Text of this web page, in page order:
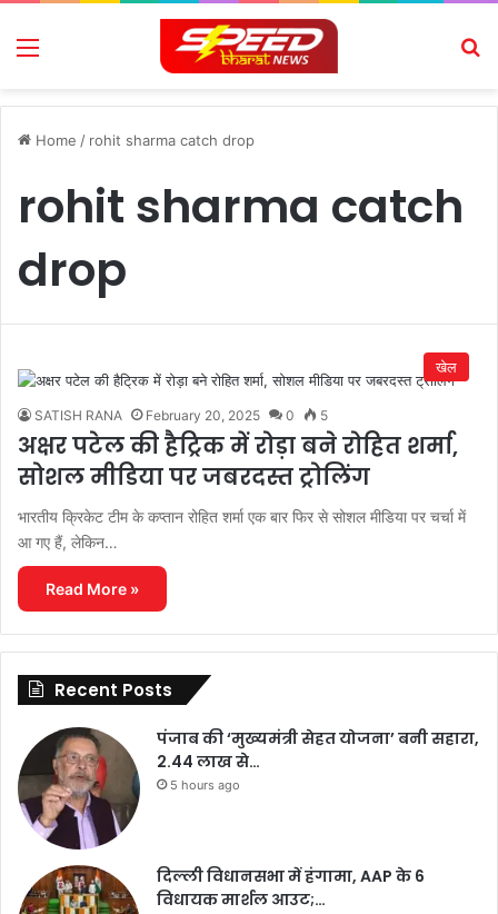
Menu
Home / rohit sharma catch drop
rohit sharma catch
drop
खेल
SATISH RANA February 20, 2025 0 5
अक्षर पटेल की हैट्रिक में रोड़ा बने रोहित शर्मा,
सोशल मीडिया पर जबरदस्त ट्रोलिंग
भारतीय क्रिकेट टीम के कप्तान रोहित शर्मा एक बार फिर से सोशल मीडिया पर चर्चा में
आ गए हैं, लेकिन…
Read More »
Recent Posts
पंजाब की ‘मुख्यमंत्री सेहत योजना’ बनी सहारा,
2.44 लाख से…
5 hours ago
दिल्ली विधानसभा में हंगामा, AAP के 6
विधायक मार्शल आउट;…